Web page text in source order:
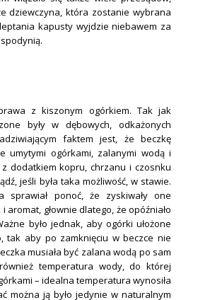
dziewczyna, która zostanie wybrana
kapusty wyjdzie niebawem za
z kiszonym ogórkiem. Tak jak
były w dębowych, odkażonych
faktem jest, że beczkę
umytymi ogórkami, zalanymi wodą i
dodatkiem kopru, chrzanu i czosnku
jeśli była taka możliwość, w stawie.
sprawiał ponoć, że zyskiwały one
aromat, głownie dlatego, że opóźniało
było jednak, aby ogórki ułożone
tak aby po zamknięciu w beczce nie
musiała być zalana wodą po sam
temperatura wody, do której
– idealna temperatura wynosiła
można ją było jedynie w naturalnym